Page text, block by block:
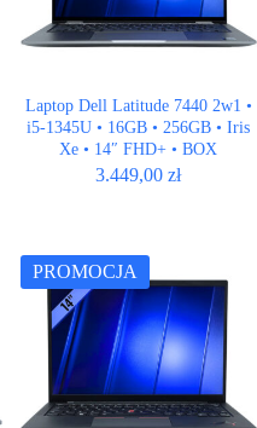
Laptop Dell Latitude 7440 2w1 •
i5-1345U • 16GB • 256GB • Iris
Xe • 14″ FHD+ • BOX
3.449,00zł
PROMOCJA